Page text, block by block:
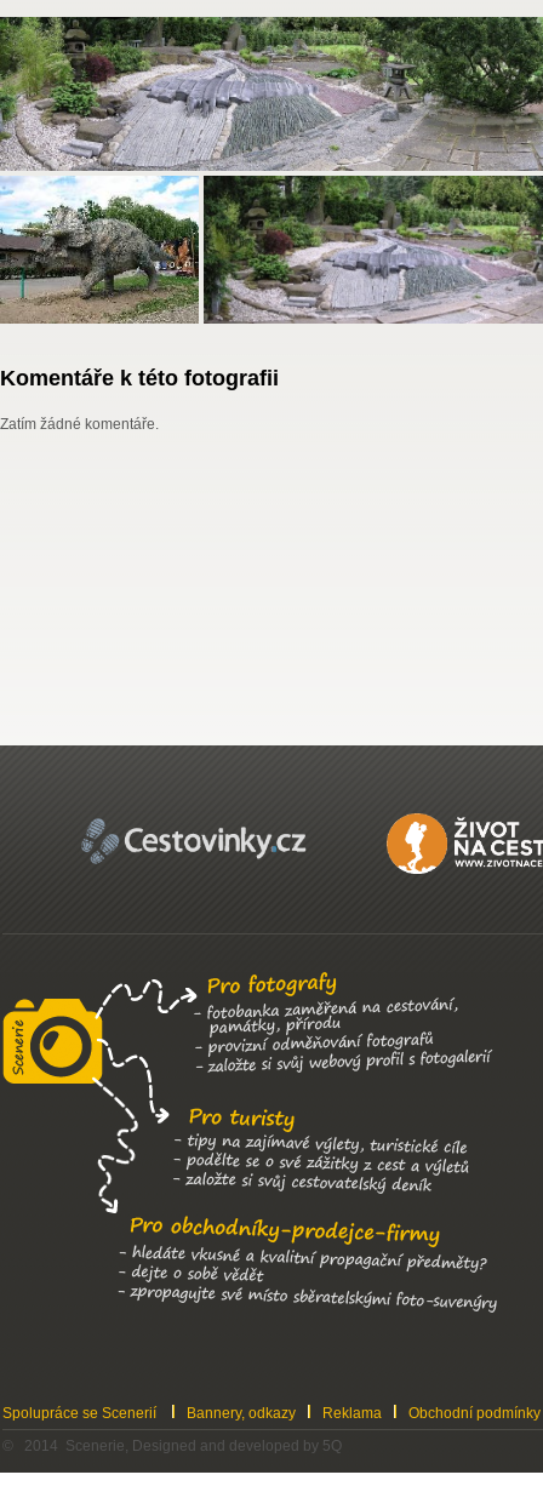
Komentáře k této fotografii
Zatím žádné komentáře.
Spolupráce se Scenerií Bannery, odkazy Reklama
Obchodní podmínky
© 2014 Scenerie, Designed and developed by 5Q